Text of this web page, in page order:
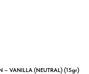
– VANILLA (NEUTRAL) (15gr)